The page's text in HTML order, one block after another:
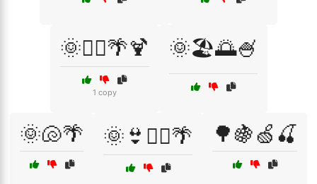
🌞🏄‍♂️🌴🍹
1 copy
🌞🏖️🌅🍧
🌞🐚🌴 🌞👙🏄‍♀️🌴 🌳🍇🍏🍒